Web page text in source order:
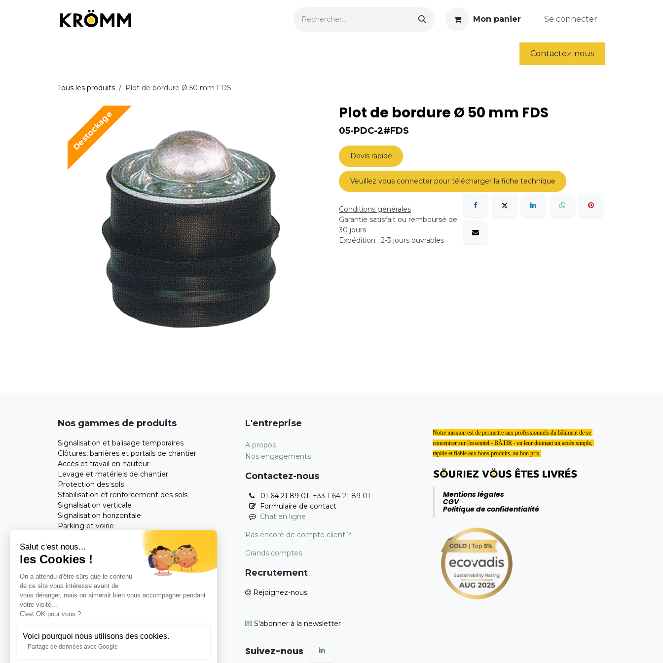
Salut c'est nous...
les Cookies !
On a attendu d'être sûrs que le contenu
de ce site vous intéresse avant de
vous déranger, mais on aimerait bien vous accompagner pendant
votre visite...
C'est OK pour vous ?
Voici pourquoi nous utilisons des cookies.
Partage de données avec Google
Mon panier Se connecter
Contactez-nous
Tous les produits Plot de bordure Ø 50 mm FDS
Destockage Plot de bordure Ø 50 mm FDS
05-PDC-2#FDS
Devis rapide
Veuillez vous connecter pour télécharger la fiche technique
Conditions générales
Garantie satisfait ou remboursé de
30 jours
Expédition : 2-3 jours ouvrables
Nos gammes de produits
Signalisation et balisage temporaires
Clôtures, barrières et portails de chantier
Accès et travail en hauteur
Levage et matériels de chantier
Protection des sols
Stabilisation et renforcement des sols
Signalisation verticale
Signalisation horizontale
Parking et voirie
Feuilletez notre catalogue
Consultez notreBlog
L'entreprise
A propos
Nos engagements
Contactez-nous
01 64 21 89 01 +33 1 64 21 89 01
Formulaire de contact
Chat en ligne
Pas encore de compte client ?
Grands comptes
Recrutement
Rejoignez-nous
💌 S'abonner à la newsletter
Suivez-nous
Notre mission est de permettre aux professionnels du bâtiment de se
concentrer sur l'essentiel - BÂTIR - en leur donnant un accès simple,
rapide et fiable aux bons produits, au bon prix.
Mentions légales
CGV
Politique de confidentialité